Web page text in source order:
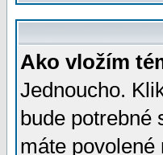
Ako vložím
Jednoucho.
bude
máte